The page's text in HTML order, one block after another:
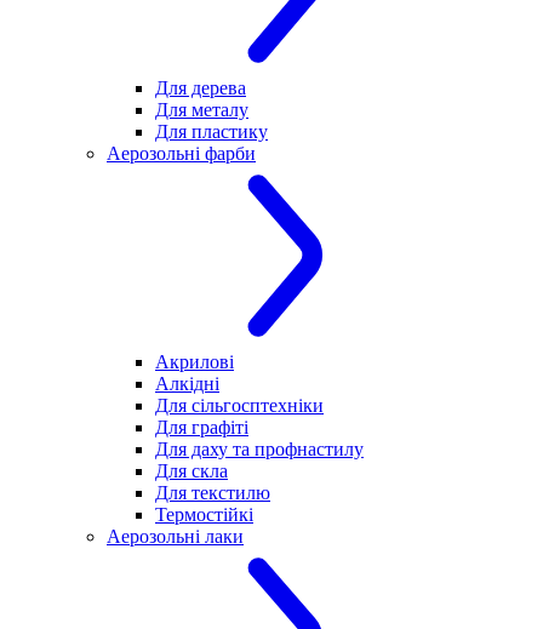
Для дерева
Для металу
Для пластику
Аерозольні фарби
Акрилові
Алкідні
Для cільгосптехніки
Для графіті
Для даху та профнастилу
Для скла
Для текстилю
Термостійкі
Аерозольні лаки